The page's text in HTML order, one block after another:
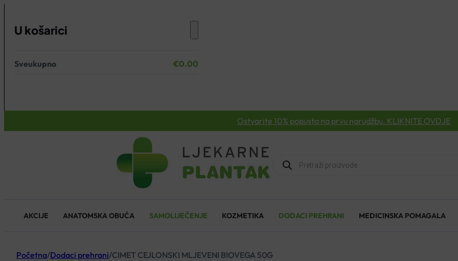
U košarici
Nema proizvoda u košarici.
Sveukupno €0.00
Ostvarite 10% popusta na prvu narudžbu. KLIKNITE OVDJE
Products
search
AKCIJE ANATOMSKA OBUĆA SAMOLIJEČENJE KOZMETIKA DODACI PREHRANI MEDICINSKA POMAGALA
Početna/Dodaci prehrani/CIMET CEJLONSKI MLJEVENI BIOVEGA 50G